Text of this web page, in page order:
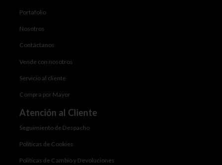
Portafolio
Nosotros
Contáctanos
Vende con nosotros
Servicio al cliente
Compra por Mayor
Atención al Cliente
Seguimiento de Despacho
Politicas de Cookies
Politicas de Cambio y Devoluciones